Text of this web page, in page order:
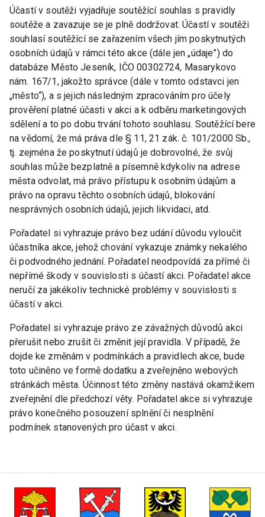
Účastí v soutěži vyjadřuje soutěžící souhlas s pravidly
soutěže a zavazuje se je plně dodržovat. Účastí v soutěži
souhlasí soutěžící se zařazením všech jím poskytnutých
osobních údajů v rámci této akce (dále jen „údaje”) do
databáze Město Jeseník, IČO 00302724, Masarykovo
nám. 167/1, jakožto správce (dále v tomto odstavci jen
„město“), a s jejich následným zpracováním pro účely
prověření platné účasti v akci a k odběru marketingových
sdělení a to po dobu trvání tohoto souhlasu. Soutěžící bere
na vědomí, že má práva dle § 11, 21 zák. č. 101/2000 Sb.,
tj. zejména že poskytnutí údajů je dobrovolné, že svůj
souhlas může bezplatně a písemně kdykoliv na adrese
města odvolat, má právo přístupu k osobním údajům a
právo na opravu těchto osobních údajů, blokování
nesprávných osobních údajů, jejich likvidaci, atd.
Pořadatel si vyhrazuje právo bez udání důvodu vyloučit
účastníka akce, jehož chování vykazuje známky nekalého
či podvodného jednání. Pořadatel neodpovídá za přímé či
nepřímé škody v souvislosti s účastí akci. Pořadatel akce
neručí za jakékoliv technické problémy v souvislosti s
účastí v akci.
Pořadatel si vyhrazuje právo ze závažných důvodů akci
přerušit nebo zrušit či změnit její pravidla. V případě, že
dojde ke změnám v podmínkách a pravidlech akce, bude
toto učiněno ve formě dodatku a zveřejněno webových
stránkách města. Účinnost této změny nastává okamžikem
zveřejnění dle předchozí věty. Pořadatel akce si vyhrazuje
právo konečného posouzení splnění či nesplnění
podmínek stanovených pro účast v akci.